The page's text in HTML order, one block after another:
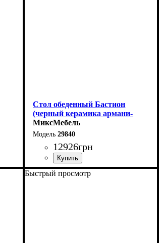
Стол обеденный Бастион
(черный керамика армани-
грей)
МиксМебель
29840
12926грн
Быстрый просмотр